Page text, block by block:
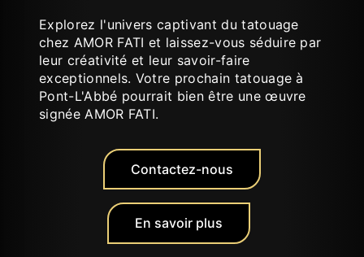
Explorez l'univers captivant du tatouage
chez AMOR FATI et laissez-vous séduire par
leur créativité et leur savoir-faire
exceptionnels. Votre prochain tatouage à
Pont-L'Abbé pourrait bien être une œuvre
signée AMOR FATI.
En savoir plus
Contactez-nous